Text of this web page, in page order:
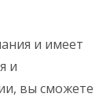
и имеет
и
вы сможете